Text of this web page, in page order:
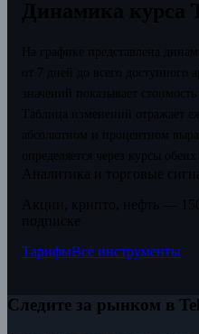
ТарифыВсе инструменты
Следите за рынком в